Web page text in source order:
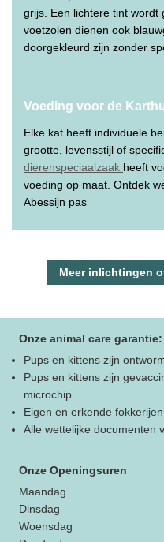
grijs. Een lichtere tint wordt
voetzolen dienen ook
doorgekleurd zijn zonder
Voeding voor de
Elke kat heeft individuele
grootte, levensstijl of
dierenspeciaalzaak heeft
voeding op maat. Ontdek
Abessijn pas
Meer inlichtingen
Onze animal care garantie:
Pups en kittens zijn
Pups en kittens zijn
microchip
Eigen en erkende fokkerijen
Alle wettelijke documenten
Onze Openingsuren
Maandag
Dinsdag
Woensdag